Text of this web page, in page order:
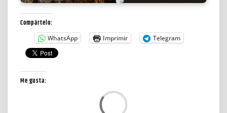
Compártelo:
WhatsApp Imprimir Telegram
Me gusta: